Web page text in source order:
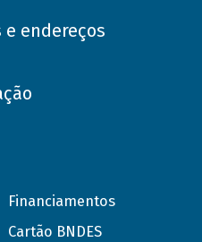
endereços
Financiamentos
Cartão BNDES